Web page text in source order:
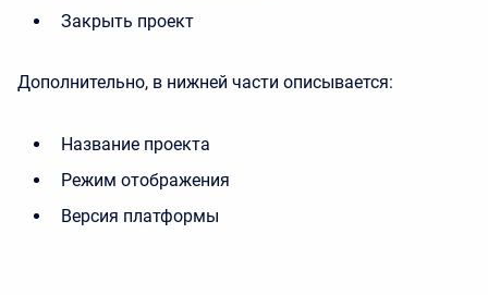
Закрыть проект
Дополнительно, в нижней части описывается:
Название проекта
Режим отображения
Версия платформы